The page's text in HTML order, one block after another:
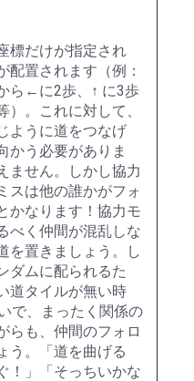
標だけが指定され
配置されます（例：
ら←に2歩、↑ に3歩
）。これに対して、
ように道をつなげ
かう必要がありま
ません。しかし協力
スは他の誰かがフォ
かなります！協力モ
べく仲間が混乱しな
を置きましょう。し
ダムに配られるた
道タイルが無い時
で、まったく関係の
らも、仲間のフォロ
う。「道を曲げる
！」「そっちいかな